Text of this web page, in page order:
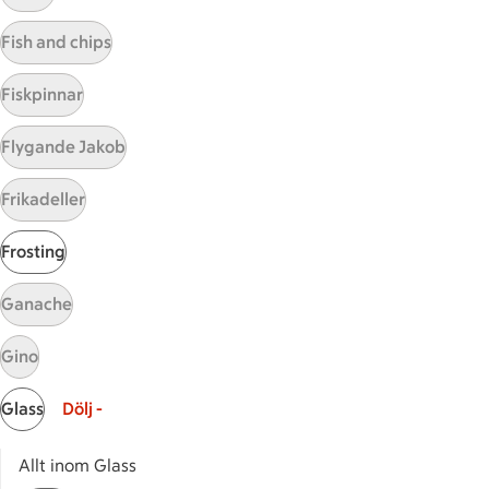
Sidfot
Start
Få snabbt svar
Prenumerera
Fish and chips
Fiskpinnar
Flygande Jakob
Frikadeller
Frosting
Ganache
Gino
Glass Dölj -
Allt inom Glass